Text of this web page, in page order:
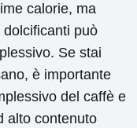
calorie, ma
dolcificanti può
Se stai
è importante
del caffè e
alto contenuto